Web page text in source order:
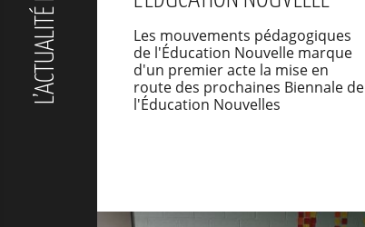
L’ACTUALITÉ DES
Les mouvements pédagogiques
de l'Éducation Nouvelle marque
d'un premier acte la mise en
route des prochaines Biennale de
l'Éducation Nouvelles